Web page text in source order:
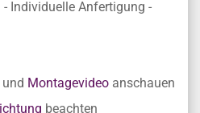
- Individuelle Anfertigung -
und Montagevideo anschauen
beachten